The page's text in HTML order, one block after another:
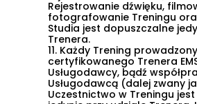
Rejestrowanie dźwięku,
fotografowanie Treningu
Studia jest dopuszczalne
Trenera.
11. Każdy Trening
certyfikowanego Trenera
Usługodawcy, bądź
Usługodawcą (dalej zwany
Uczestnictwo w Treningu